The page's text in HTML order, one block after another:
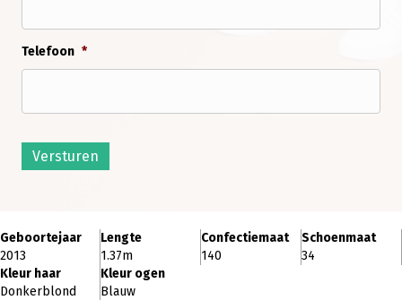
Telefoon *
Versturen
Geboortejaar
2013
Lengte
1.37m
Confectiemaat
140
Schoenmaat
34
Kleur haar
Donkerblond
Kleur ogen
Blauw